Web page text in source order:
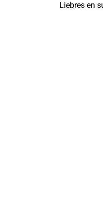
Liebres en